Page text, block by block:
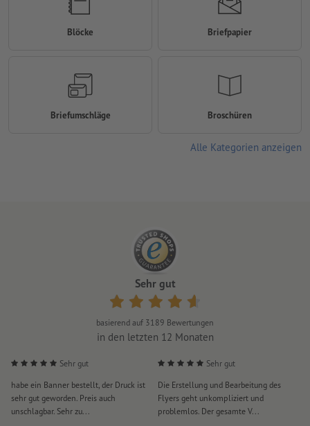
Blöcke Briefpapier
Briefumschläge Broschüren
Alle Kategorien anzeigen
Sehr gut
basierend auf 3189 Bewertungen
in den letzten 12 Monaten
Sehr gut
habe ein Banner bestellt, der Druck ist
sehr gut geworden. Preis auch
unschlagbar. Sehr zu...
Sehr gut
Die Erstellung und Bearbeitung des
Flyers geht unkompliziert und
problemlos. Der gesamte V...